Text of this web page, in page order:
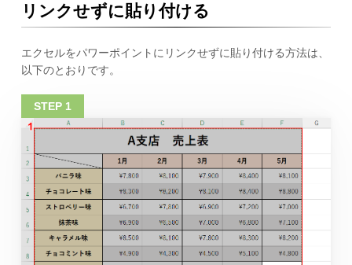
リンクせずに貼り付ける
エクセルをパワーポイントにリンクせずに貼り付ける方法は、
以下のとおりです。